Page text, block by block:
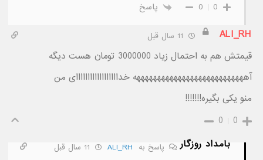
0
0 پاسخ
ALI_RH
قیمتش هم به احتمال زیاد 3000000 تومان هست دیگه
آهههههههههههههههههههههههههههه خداااااااااااااااااای من
منو یکی بگیره!!!!!!!
0
0
بامداد روزگار
پاسخ به ALI_RH